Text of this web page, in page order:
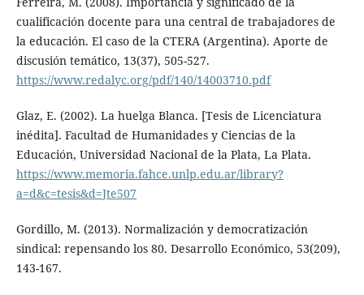
cualificación docente para una central de trabajadores de
la educación. El caso de la CTERA (Argentina). Aporte de
discusión temático, 13(37), 505-527.
https://www.redalyc.org/pdf/140/14003710.pdf
Glaz, E. (2002). La huelga Blanca. [Tesis de Licenciatura
inédita]. Facultad de Humanidades y Ciencias de la
Educación, Universidad Nacional de la Plata, La Plata.
https://www.memoria.fahce.unlp.edu.ar/library?
a=d&c=tesis&d=Jte507
Gordillo, M. (2013). Normalización y democratización
sindical: repensando los 80. Desarrollo Económico, 53(209),
143-167.